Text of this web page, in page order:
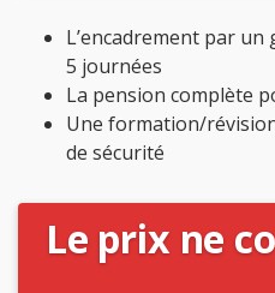
L’encadrement par
5 journées
La pension complète
Une formation/
de sécurité
Le prix ne